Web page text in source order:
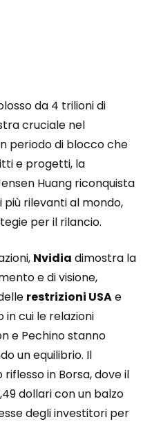
da 4 trilioni di
cruciale nel
periodo di blocco che
e progetti, la
Huang riconquista
più rilevanti al mondo,
per il rilancio.
Nvidia dimostra la
e di visione,
restrizioni USAe
in cui le relazioni
e Pechino stanno
un equilibrio. Il
in Borsa, dove il
dollari con un balzo
degli investitori per